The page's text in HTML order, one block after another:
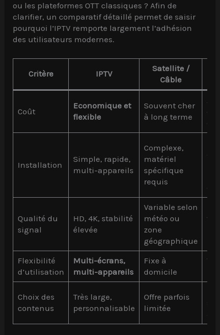
ou les plateformes OTT classiques ? Afin de
clarifier, un comparatif détaillé permet de saisir
pourquoi l’IPTV remporte largement l’adhésion
des utilisateurs modernes.
Critère IPTV
Satellite /
Câble
Coût
Economique et
flexible
Souvent cher
à long terme
Installation
Simple, rapide,
multi-appareils
Complexe,
matériel
spécifique
requis
Qualité du
signal
HD, 4K, stabilité
élevée
Variable selon
météo ou
zone
géographique
Flexibilité
d’utilisation
Multi-écrans,
multi-appareils
Fixe à
domicile
Choix des
contenus
Très large,
personnalisable
Offre parfois
limitée